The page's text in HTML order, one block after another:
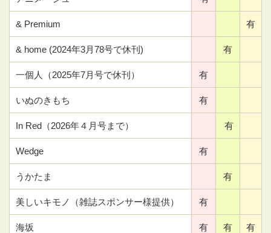
& Premium 有
& home (2024年3月78号で休刊) 有
一個人（2025年7月号で休刊） 有
いぬのきもち 有
In Red（2026年４月号まで） 有
Wedge 有
うかたま 有
美しいキモノ（雑誌スポンサー様提供） 有
海坂 有 有 有